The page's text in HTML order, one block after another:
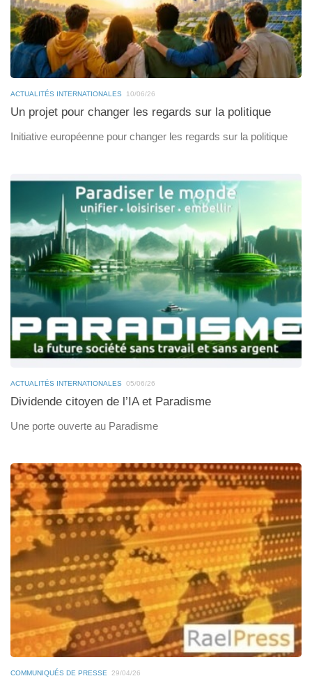
ACTUALITÉS INTERNATIONALES 10/06/26
Un projet pour changer les regards sur la politique
Initiative européenne pour changer les regards sur la politique
ACTUALITÉS INTERNATIONALES 05/06/26
Dividende citoyen de l’IA et Paradisme
Une porte ouverte au Paradisme
COMMUNIQUÉS DE PRESSE 29/04/26